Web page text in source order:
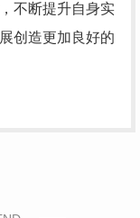
不断提升自身实
创造更加良好的